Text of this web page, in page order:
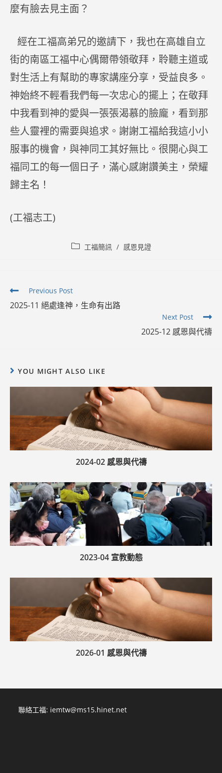
麼有臉去見主面？
經在工福高弟兄的邀請下，我也在高雄自立
街的南區工福中心偶爾帶領敬拜，聆聽主道或
對生活上有幫助的專家講座分享，受益良多。
神始終不輕看我們每一次忠心的擺上；在敬拜
中我看到神的愛與一張張渴慕的臉龐，看到那
些人靈裡的需要與追求。謝謝工福給我這小小
服事的機會，與神同工其好無比。很開心與工
福同工的每一個日子，滿心感謝讚美主，榮耀
歸主名！
(工福志工)
Post 工福簡訊 / 感恩見證
Read
articles
Previous Post
2025-11 絕處逢神，生命有出路
Next Post
2025-12 感恩與代禱
YOU MIGHT ALSO LIKE
2024-02 感恩與代禱
2023-04 宣教動態
2026-01 感恩與代禱
聯絡工福: iemtw@ms15.hinet.net